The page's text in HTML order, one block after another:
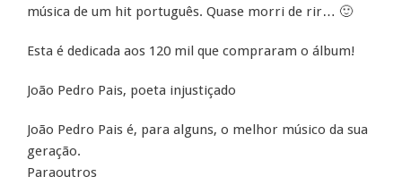
música de um hit português. Quase morri de rir… 🙂
Esta é dedicada aos 120 mil que compraram o álbum!
João Pedro Pais, poeta injustiçado
João Pedro Pais é, para alguns, o melhor músico da sua
geração.
Paraoutros